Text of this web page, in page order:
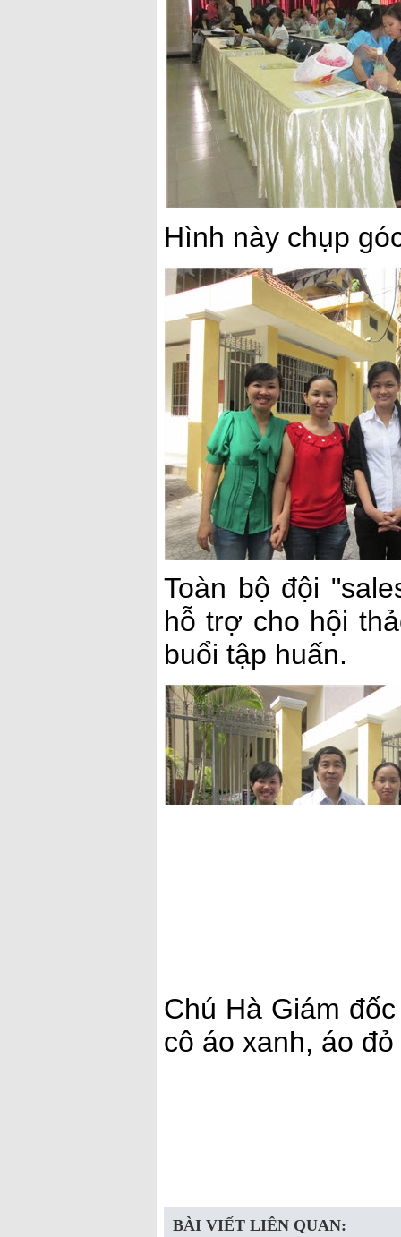
Hình này chụp
Toàn bộ đội
hỗ trợ cho hội
buổi tập huấn.
Chú Hà Giám
cô áo xanh, áo
BÀI VIẾT LIÊN QUAN: